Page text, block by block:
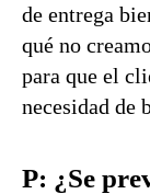
de entrega
qué no
para que el
necesidad de
P: ¿Se